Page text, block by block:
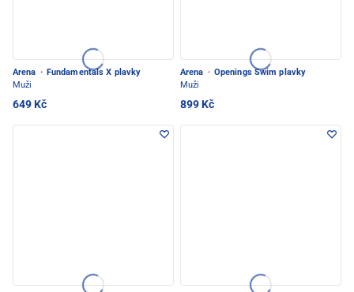
Arena · Fundamentals X plavky
Muži
649 Kč
Arena · Openings Swim plavky
Muži
899 Kč